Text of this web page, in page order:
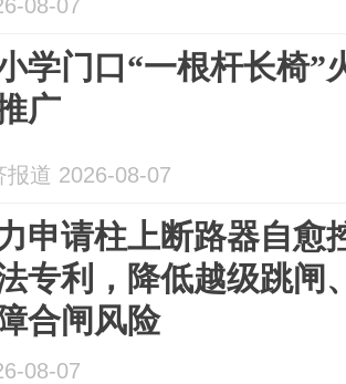
08-07
学门口“一根杆长椅”
广
报道 2026-08-07
申请柱上断路器自愈
专利，降低越级跳闸
合闸风险
08-07